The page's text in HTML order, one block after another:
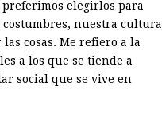
elegirlos para
costumbres, nuestra cultura
cosas. Me refiero a la
a los que se tiende a
social que se vive en